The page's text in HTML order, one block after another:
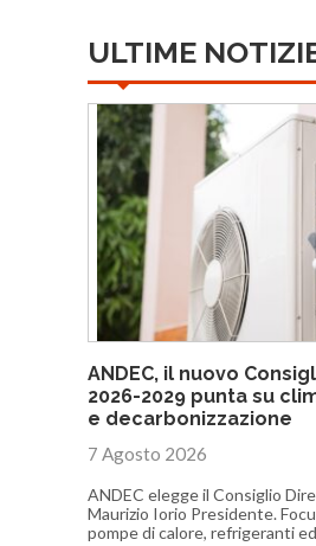
ULTIME
ANDEC, il nuovo
2026-2029 punta su
e decarbonizzazione
7 Agosto 2026
ANDEC elegge il Consiglio
Maurizio Iorio Presidente.
pompe di calore, refrigeranti